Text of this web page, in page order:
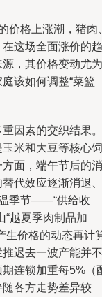
价格上涨潮，猪肉
这场全面涨价的趋
，其价格变动尤为
该如何调整“菜篮
因素的交织结果。
米和大豆等核心饲
面，端午节后的消
代效应逐渐消退、
季节——“供给收
“越夏季肉制品加
生价格的动态再计
迟去一波产能并不
连锁加重每5%（
各方走势差异较